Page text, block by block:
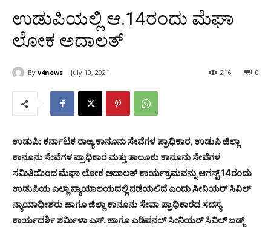
ಉಡುಪಿಯಲ್ಲಿ ಆ.14ರಂದು ಮೆಘಾ
ಲೋಕ ಅದಾಲತ್
By v4news July 10, 2021 0
216
ಉಡುಪಿ: ಕರ್ನಾಟಕ ರಾಜ್ಯ ಕಾನೂನು ಸೇವೆಗಳ ಪ್ರಾಧಿಕಾರ, ಉಡುಪಿ ಜಿಲ್ಲಾ
ಕಾನೂನು ಸೇವೆಗಳ ಪ್ರಾಧಿಕಾರ ಮತ್ತು ತಾಲೂಕು ಕಾನೂನು ಸೇವೆಗಳ
ಸಮಿತಿಯಿಂದ ಮೆಘಾ ಲೋಕ ಅದಾಲತ್ ಕಾರ್ಯಕ್ರಮವನ್ನು ಆಗಸ್ಟ್ 14ರಂದು
ಉಡುಪಿಯ ಎಲ್ಲಾ ನ್ಯಾಯಾಲಯದಲ್ಲಿ ನಡೆಯಲಿದೆ ಎಂದು ಸೀನಿಯರ್ ಸಿವಿಲ್
ನ್ಯಾಯಾಧೀಶರು ಹಾಗೂ ಜಿಲ್ಲಾ ಕಾನೂನು ಸೇವಾ ಪ್ರಾಧಿಕಾರದ ಸದಸ್ಯ
ಕಾರ್ಯದರ್ಶಿ ಶರ್ಮಿಳಾ ಎಸ್. ಹಾಗೂ ಎಡಿಷನಲ್ ಸೀನಿಯರ್ ಸಿವಿಲ್ ಜಡ್ಜ್